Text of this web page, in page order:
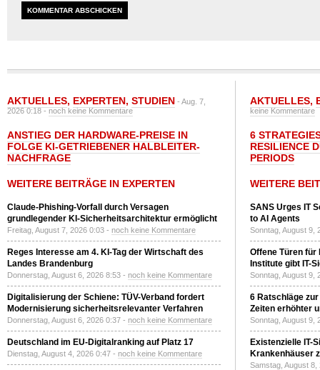
AKTUELLES, EXPERTEN, STUDIEN - Aug. 7,
2026 0:18 -noch keine Kommentare
ANSTIEG DER HARDWARE-PREISE IN
FOLGE KI-GETRIEBENER HALBLEITER-
NACHFRAGE
WEITERE BEITRÄGE IN EXPERTEN
Claude-Phishing-Vorfall durch Versagen
grundlegender KI-Sicherheitsarchitektur ermöglicht
Freitag, August 7, 2026 0:03 - noch keine Kommentare
Reges Interesse am 4. KI-Tag der Wirtschaft des
Landes Brandenburg
Donnerstag, August 6, 2026 8:53 - noch keine Kommentare
Digitalisierung der Schiene: TÜV-Verband fordert
Modernisierung sicherheitsrelevanter Verfahren
Donnerstag, August 6, 2026 0:37 - noch keine Kommentare
Deutschland im EU-Digitalranking auf Platz 17
Dienstag, August 4, 2026 0:47 - noch keine Kommentare
AKTUELLES,
keine Kommentare
6
RESILIENCE
PERIODS
WEITERE
SANS Urges IT
to AI Agents
Sonntag, August 9,
Offene Türen für
Institute gibt IT-
Sonntag, August 9,
6 Ratschläge
Zeiten erhöhter
Sonntag, August 9,
Existenzielle IT-
Krankenhäuser
Samstag, August